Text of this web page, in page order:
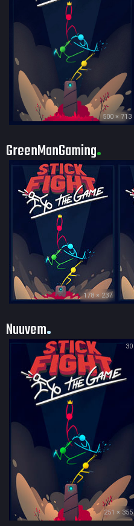
500 × 713
GreenManGaming
178 × 237
Nuuvem
30
251 × 355